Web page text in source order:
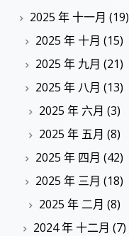
2025 年 十一月 (19)
2025 年 十月 (15)
2025 年 九月 (21)
2025 年 八月 (13)
2025 年 六月 (3)
2025 年 五月 (8)
2025 年 四月 (42)
2025 年 三月 (18)
2025 年 二月 (8)
2024 年 十二月 (7)